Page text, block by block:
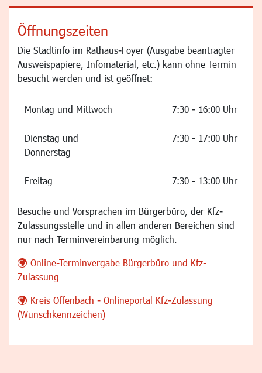
Öffnungszeiten
Die Stadtinfo im Rathaus-Foyer (Ausgabe beantragter
Ausweispapiere, Infomaterial, etc.) kann ohne Termin
besucht werden und ist geöffnet:
Montag und Mittwoch 7:30 - 16:00 Uhr
Dienstag und
Donnerstag
7:30 - 17:00 Uhr
Freitag 7:30 - 13:00 Uhr
Besuche und Vorsprachen im Bürgerbüro, der Kfz-
Zulassungsstelle und in allen anderen Bereichen sind
nur nach Terminvereinbarung möglich.
Online-Terminvergabe Bürgerbüro und Kfz-
Zulassung
Kreis Offenbach - Onlineportal Kfz-Zulassung
(Wunschkennzeichen)